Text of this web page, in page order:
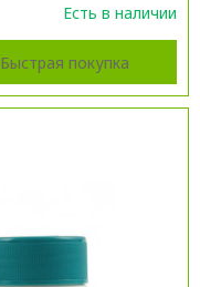
Есть в наличии
Быстрая покупка